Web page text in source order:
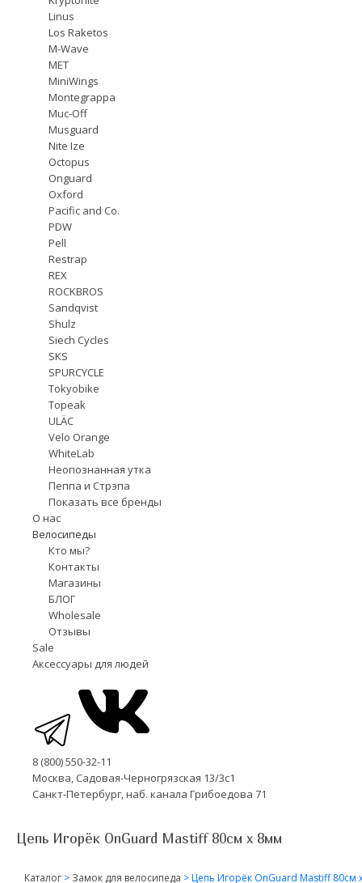
Linus
Los Raketos
M-Wave
MET
MiniWings
Montegrappa
Muc-Off
Musguard
Nite Ize
Octopus
Onguard
Oxford
Pacific and Co.
PDW
Pell
Restrap
REX
ROCKBROS
Sandqvist
Shulz
Siech Cycles
SKS
SPURCYCLE
Tokyobike
Topeak
ULÄC
Velo Orange
WhiteLab
Неопознанная утка
Пеппа и Стрэпа
Показать все бренды
О нас
Велосипеды
Кто мы?
Контакты
Магазины
БЛОГ
Wholesale
Отзывы
Sale
Аксессуары для людей
8 (800) 550-32-11
Москва, Садовая-Черногрязская 13/3с1
Санкт-Петербург, наб. канала Грибоедова 71
Цепь Игорёк OnGuard Mastiff 80cм x 8мм
Каталог > Замок для велосипеда >Цепь Игорёк OnGuard Mastiff 80cм